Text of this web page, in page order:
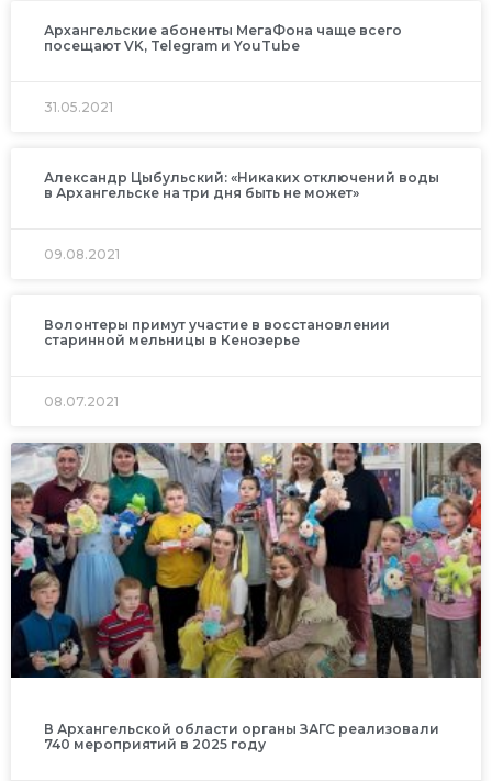
Архангельские абоненты МегаФона чаще всего
посещают VK, Telegram и YouTube
31.05.2021
Александр Цыбульский: «Никаких отключений воды
в Архангельске на три дня быть не может»
09.08.2021
Волонтеры примут участие в восстановлении
старинной мельницы в Кенозерье
08.07.2021
В Архангельской области органы ЗАГС реализовали
740 мероприятий в 2025 году